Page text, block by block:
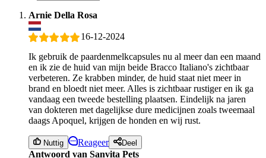
Arnie Della Rosa
16-12-2024
Ik gebruik de paardenmelkcapsules nu al meer dan een maand
en ik zie de huid van mijn beide Bracco Italiano's zichtbaar
verbeteren. Ze krabben minder, de huid staat niet meer in
brand en bloedt niet meer. Alles is zichtbaar rustiger en ik ga
vandaag een tweede bestelling plaatsen. Eindelijk na jaren
van dokteren met dagelijkse dure medicijnen zoals tweemaal
daags Apoquel, krijgen de honden en wij rust.
Nuttig Reageer Deel
Antwoord van Sanvita Pets